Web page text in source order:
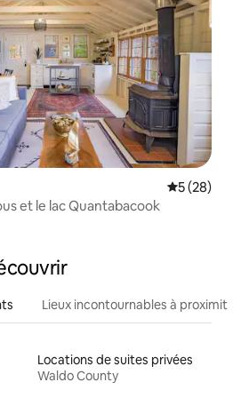
5 (28)
et le lac Quantabacook
Lieux incontournables à
Locations de suites privées
Waldo County